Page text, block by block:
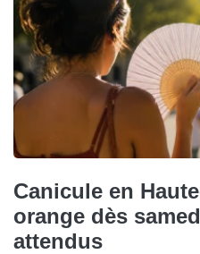
Canicule en
orange dès
attendus